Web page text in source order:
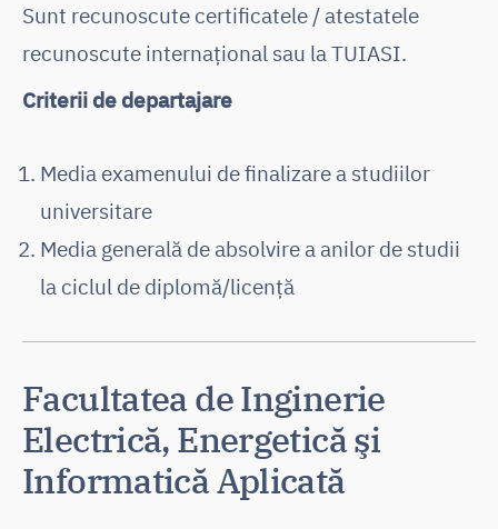
Sunt recunoscute certificatele / atestatele
recunoscute internațional sau la TUIASI.
Criterii de departajare
Media examenului de finalizare a studiilor
universitare
Media generală de absolvire a anilor de studii
la ciclul de diplomă/licență
Facultatea de Inginerie
Electrică, Energetică şi
Informatică Aplicată